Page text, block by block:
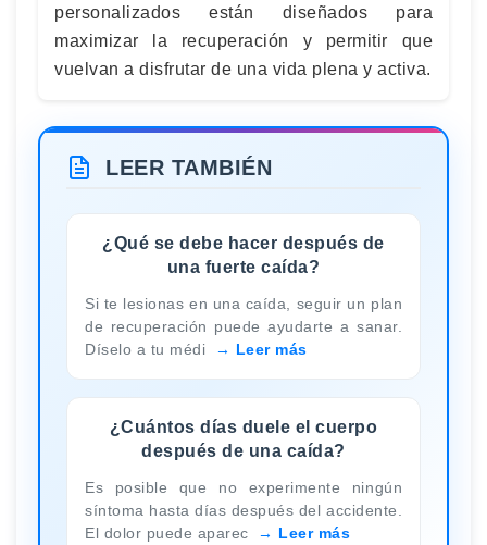
personalizados están diseñados para
maximizar la recuperación y permitir que
vuelvan a disfrutar de una vida plena y activa.
LEER TAMBIÉN
¿Qué se debe hacer después de
una fuerte caída?
Si te lesionas en una caída, seguir un plan
de recuperación puede ayudarte a sanar.
Díselo a tu médi
Leer más
¿Cuántos días duele el cuerpo
después de una caída?
Es posible que no experimente ningún
síntoma hasta días después del accidente.
El dolor puede aparec
Leer más